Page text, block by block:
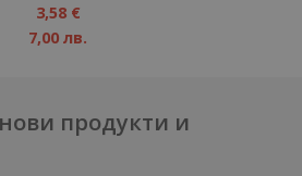
3,58 €
7,00 лв.
продукти и